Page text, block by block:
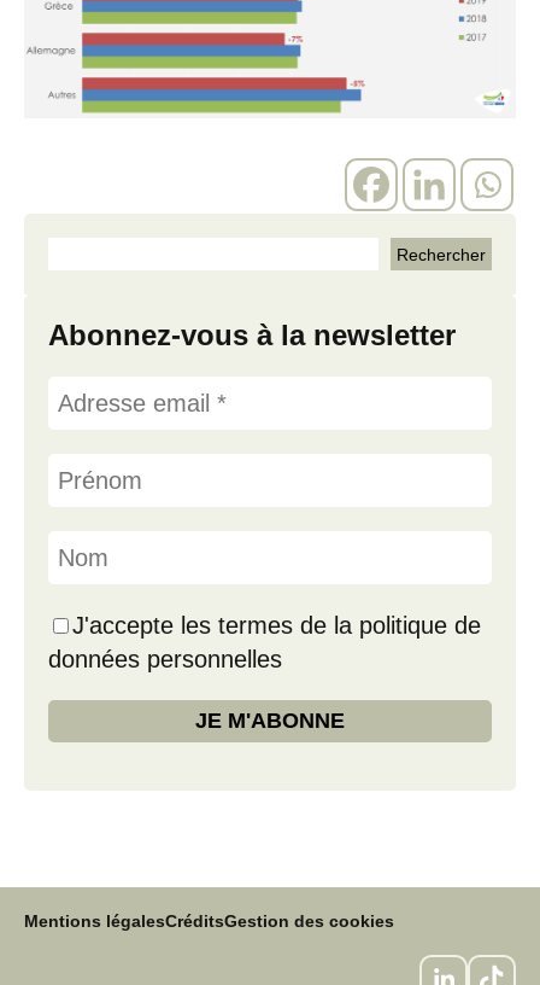
Abonnez-vous à la newsletter
J'accepte les termes de la politique de
données personnelles
Mentions légalesCréditsGestion des cookies